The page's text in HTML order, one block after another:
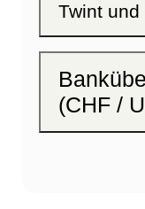
Twint
(CHF /